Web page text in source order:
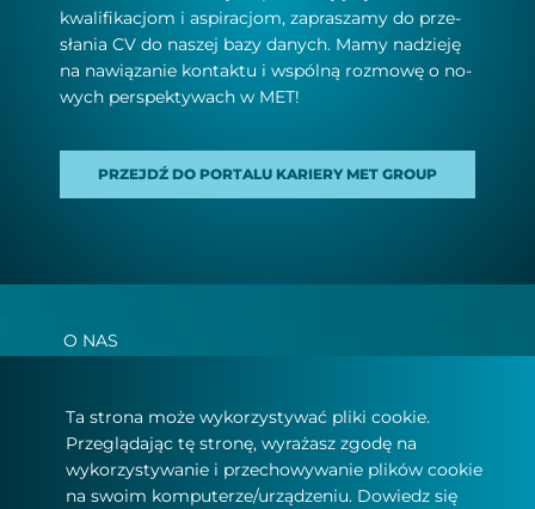
kwa­li­fi­ka­cjom i aspi­ra­cjo­m, za­pra­sza­my do prze­
sła­nia CV do na­szej ba­zy da­nych. Ma­my na­dzie­ję
na na­wią­za­nie kon­tak­tu i wspól­ną roz­mo­wę o no­
wych per­spek­ty­wach w MET!
PRZEJDŹ DO PORTALU KARIERY MET GROUP
O NAS
AKTUALNOŚCI I MEDIA
KARIERA
Ta strona może wykorzystywać pliki cookie.
Przeglądając tę stronę, wyrażasz zgodę na
wykorzystywanie i przechowywanie plików cookie
na swoim komputerze/urządzeniu. Dowiedz się